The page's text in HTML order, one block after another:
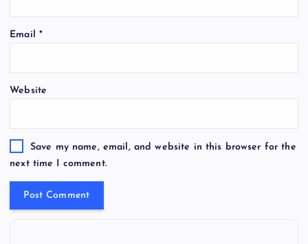
Email *
Website
Save my name, email, and website in this browser for the
next time I comment.